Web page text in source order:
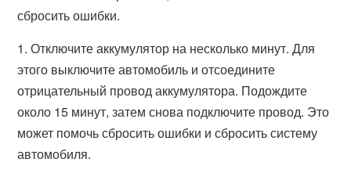
сбросить ошибки.
1. Отключите аккумулятор на несколько минут. Для
этого выключите автомобиль и отсоедините
отрицательный провод аккумулятора. Подождите
около 15 минут, затем снова подключите провод. Это
может помочь сбросить ошибки и сбросить систему
автомобиля.